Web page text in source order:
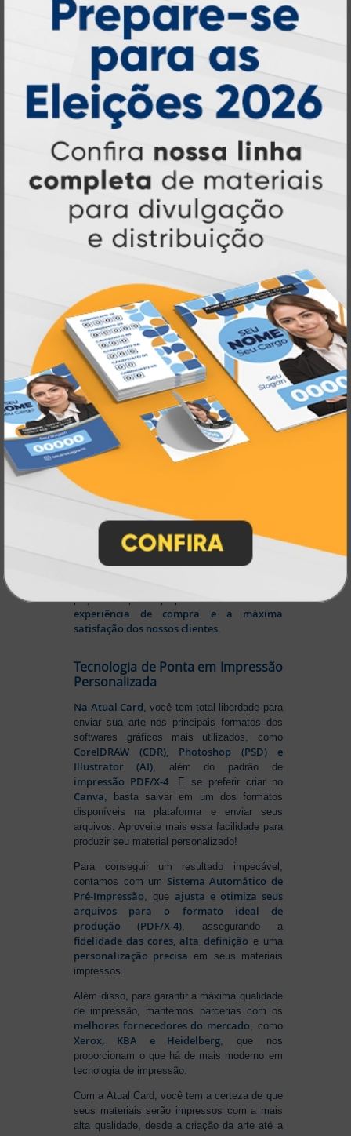
Atual Card é referência em impressão
gráfica online no Brasil
, oferecendo uma
ampla variedade de produtos e soluções para
atender profissionais autônomos, empresas e
revendedores gráficos. Comquase três
décadas de experiência
, somos pioneiros no
segmento deimpressão sob demanda,
investindo continuamente emtecnologia,
inovação e personalização
qualidade, agilidade e a melhor
experiênciaaos nossos clientes.
Pioneirismo e Inovação em
Impressão personalizada
Muito antes de termos comográfica online,
impressão sob demanda e web to print
transformando o mercado gráfico.
Nascemos digitais e seguimosinovando
continuamente
, investindo emtecnologia
de pontapara garantir a melhor experiência
emprodutos personalizados e impressão
online. Tudo isso para ofereceragilidade,
qualidade e soluções inteligentes
que
atendem às suas necessidades.
Liderança e Qualidade em
Impressão
Prestes a completar três décadas de
inovação e serviços,
como referência no mercado gráfico e de
personalização online
impressão digital e offset de alta
qualidade. Nosso segredo? Um
portfólio
completo de produtos personalizados
site intuitivo e fácil de navegar, eentrega
projetado para proporcionara melhor
experiência de compra e a máxima
satisfação dos nossos clientes
Tecnologia de Ponta em Impressão
Personalizada
Na Atual Card, você tem total liberdade para
enviar sua arte nos principais formatos dos
softwares gráficos mais utilizados, como
CorelDRAW (CDR), Photoshop (PSD) e
Illustrator (AI), além do padrão de
impressão PDF/X-4. E se preferir criar no
Canva, basta salvar em um dos formatos
disponíveis na plataforma e enviar seus
arquivos. Aproveite mais essa facilidade para
produzir seu material personalizado!
Para conseguir um resultado impecável,
contamos com um Sistema Automático de
Pré-Impressão, queajusta e otimiza seus
arquivos para o formato ideal de
produção (PDF/X-4), assegurando a
fidelidade das cores, alta definição e uma
personalização precisa em seus materiais
impressos.
Além disso, para garantir a máxima qualidade
de impressão, mantemos parcerias com os
melhores fornecedores do mercado, como
Xerox, KBA e Heidelberg, que nos
proporcionam o que há de mais moderno em
tecnologia de impressão.
Com a Atual Card, você tem a certeza de que
seus materiais serão impressos com a mais
alta qualidade, desde a criação da arte até a